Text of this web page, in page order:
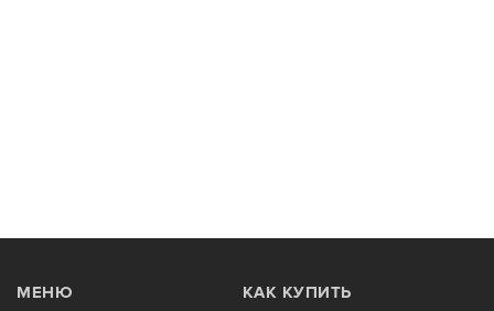
МЕНЮ КАК КУПИТЬ